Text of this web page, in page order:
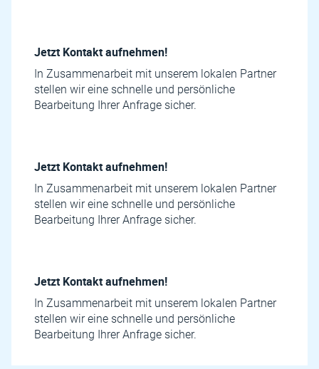
Jetzt Kontakt aufnehmen!
In Zusammenarbeit mit unserem lokalen Partner
stellen wir eine schnelle und persönliche
Bearbeitung Ihrer Anfrage sicher.
Jetzt Kontakt aufnehmen!
In Zusammenarbeit mit unserem lokalen Partner
stellen wir eine schnelle und persönliche
Bearbeitung Ihrer Anfrage sicher.
Jetzt Kontakt aufnehmen!
In Zusammenarbeit mit unserem lokalen Partner
stellen wir eine schnelle und persönliche
Bearbeitung Ihrer Anfrage sicher.